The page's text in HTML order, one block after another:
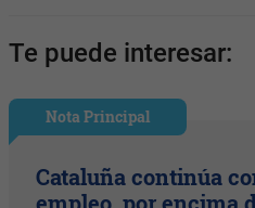
Te puede interesar:
Nota Principal
Cataluña continúa